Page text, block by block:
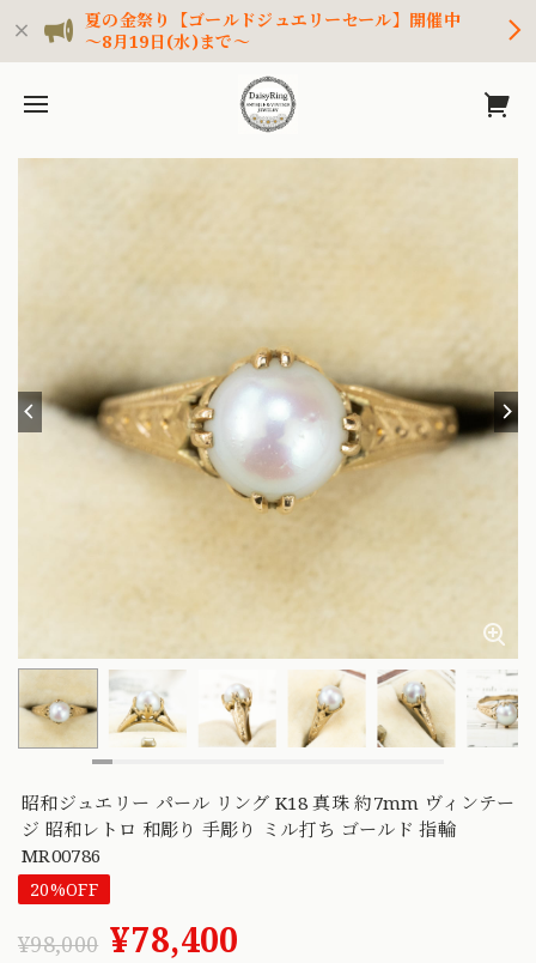
夏の金祭り【ゴールドジュエリーセール】開催中
～8月19日(水)まで～
昭和ジュエリー パール リング K18 真珠 約7mm ヴィンテー
ジ 昭和レトロ 和彫り 手彫り ミル打ち ゴールド 指輪
MR00786
20%OFF
¥98,000 ¥78,400